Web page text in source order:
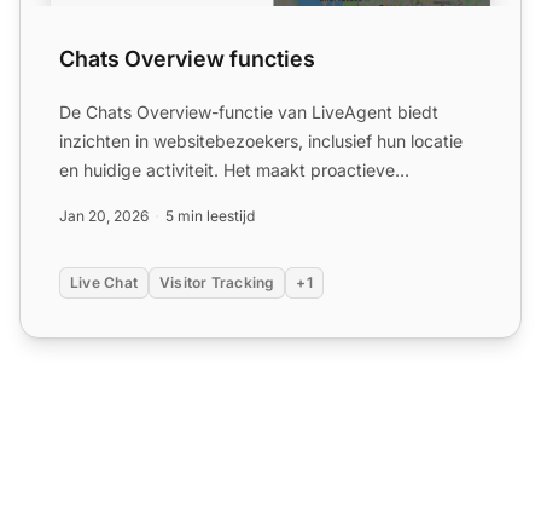
Chats Overview functies
De Chats Overview-functie van LiveAgent biedt
inzichten in websitebezoekers, inclusief hun locatie
en huidige activiteit. Het maakt proactieve
Jan 20, 2026 5 min leestijd
Live Chat Visitor Tracking +1